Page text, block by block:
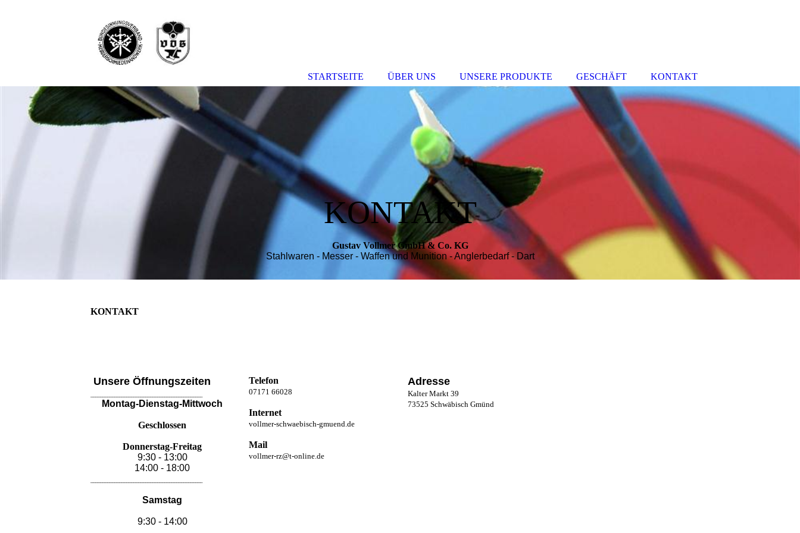
KONTAKT
Gustav Vollmer GmbH & Co. KG
Stahlwaren - Messer - Waffen und Munition - Anglerbedarf - Dart
KONTAKT
Unsere Öffnungszeiten
Montag-Dienstag-Mittwoch
Geschlossen
Donnerstag-Freitag
9:30 - 13:00
14:00 - 18:00
Samstag
9:30 - 14:00
Telefon
07171 66028
Internet
vollmer-schwaebisch-gmuend.de
Mail
vollmer-rz@t-online.de
Adresse
Kalter Markt 39
73525 Schwäbisch Gmünd
STARTSEITE ÜBER UNS UNSERE PRODUKTE GESCHÄFT KONTAKT